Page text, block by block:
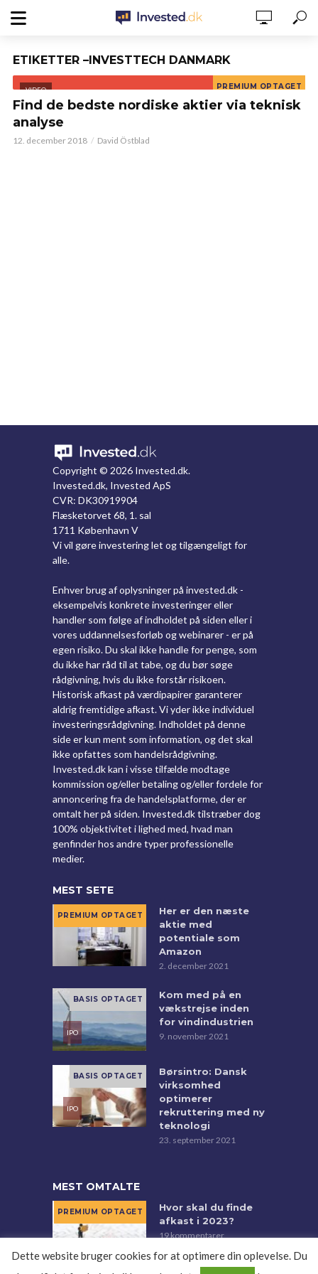
ETIKETTER –INVESTTECH DANMARK
VIDEO
Find de bedste nordiske aktier via teknisk
analyse
12. december 2018 David Östblad
Copyright © 2026 Invested.dk.
Invested.dk, Invested ApS
CVR: DK30919904
Flæsketorvet 68, 1. sal
1711 København V
Vi vil gøre investering let og tilgængeligt for
alle.
Enhver brug af oplysninger på invested.dk -
eksempelvis konkrete investeringer eller
handler som følge af indholdet på siden eller i
vores uddannelsesforløb og webinarer - er på
egen risiko. Du skal ikke handle for penge, som
du ikke har råd til at tabe, og du bør søge
rådgivning, hvis du ikke forstår risikoen.
Historisk afkast på værdipapirer garanterer
aldrig fremtidige afkast. Vi yder ikke individuel
investeringsrådgivning. Indholdet på denne
side er kun ment som information, og det skal
ikke opfattes som handelsrådgivning.
Invested.dk kan i visse tilfælde modtage
kommission og/eller betaling og/eller fordele for
annoncering fra de handelsplatforme, der er
omtalt her på siden. Invested.dk tilstræber dog
100% objektivitet i lighed med, hvad man
genfinder hos andre typer professionelle
medier.
MEST SETE
Her er den næste
aktie med
potentiale som
Amazon
2. december 2021
Kom med på en
vækstrejse inden
for vindindustrien
9. november 2021
Børsintro: Dansk
virksomhed
optimerer
rekruttering med ny
teknologi
23. september 2021
MEST OMTALTE
Hvor skal du finde
afkast i 2023?
19 kommentarer
Dette website bruger cookies for at optimere din oplevelse. Du